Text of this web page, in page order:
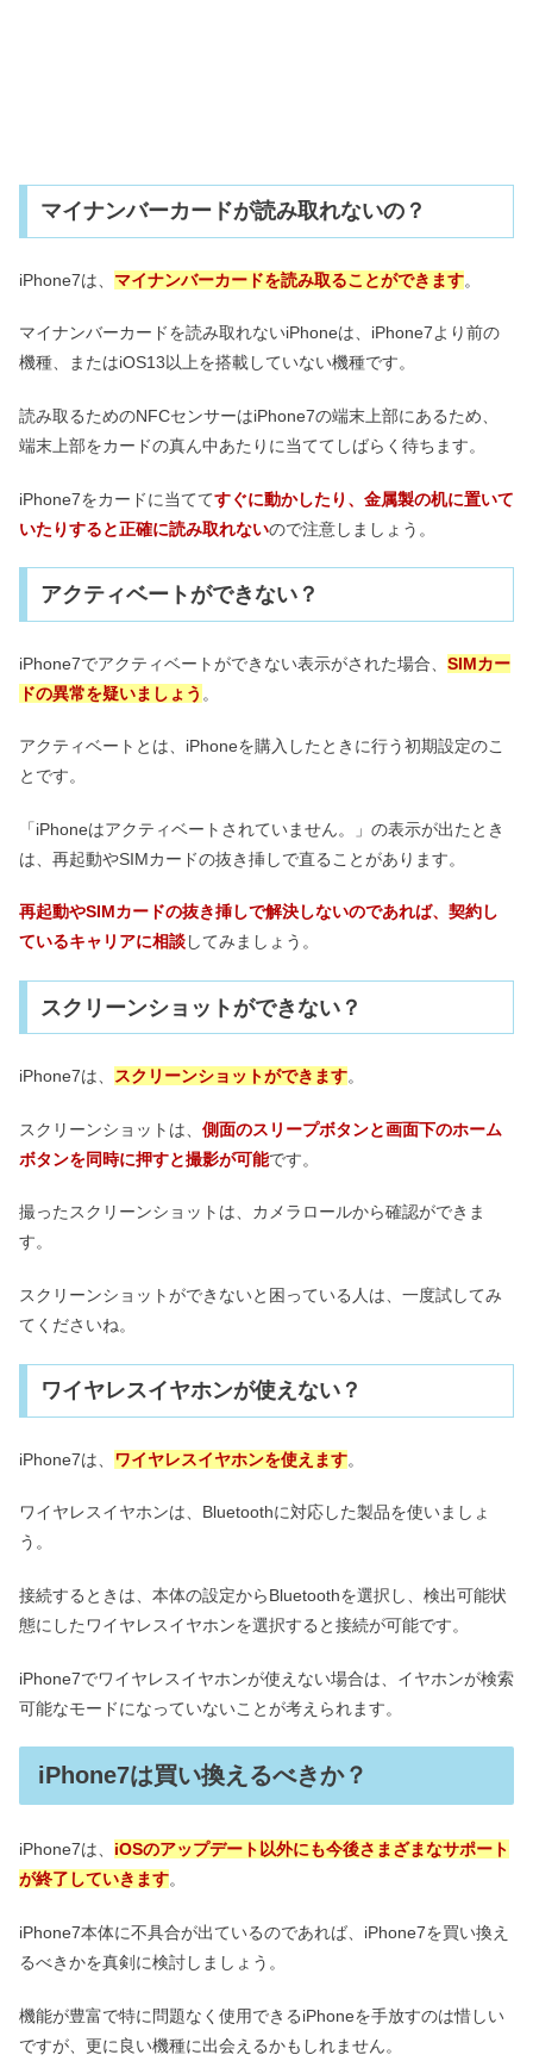
マイナンバーカードが読み取れないの？
iPhone7は、 マイナンバーカードを読み取ることができます。
マイナンバーカードを読み取れないiPhoneは、iPhone7より前の
機種、またはiOS13以上を搭載していない機種です。
読み取るためのNFCセンサーはiPhone7の端末上部にあるため、
端末上部をカードの真ん中あたりに当ててしばらく待ちます。
iPhone7をカードに当ててすぐに動かしたり、金属製の机に置いて
いたりすると正確に読み取れないので注意しましょう。
アクティベートができない？
iPhone7でアクティベートができない表示がされた場合、 SIMカー
ドの異常を疑いましょう 。
アクティベートとは、iPhoneを購入したときに行う初期設定のこ
とです。
「iPhoneはアクティベートされていません。」の表示が出たとき
は、再起動やSIMカードの抜き挿しで直ることがあります。
再起動やSIMカードの抜き挿しで解決しないのであれば、契約し
ているキャリアに相談してみましょう。
スクリーンショットができない？
iPhone7は、 スクリーンショットができます。
スクリーンショットは、 側面のスリープボタンと画面下のホーム
ボタンを同時に押すと撮影が可能です。
撮ったスクリーンショットは、カメラロールから確認ができま
す。
スクリーンショットができないと困っている人は、一度試してみ
てくださいね。
ワイヤレスイヤホンが使えない？
iPhone7は、 ワイヤレスイヤホンを使えます。
ワイヤレスイヤホンは、Bluetoothに対応した製品を使いましょ
う。
接続するときは、本体の設定からBluetoothを選択し、検出可能状
態にしたワイヤレスイヤホンを選択すると接続が可能です。
iPhone7でワイヤレスイヤホンが使えない場合は、イヤホンが検索
可能なモードになっていないことが考えられます。
iPhone7は買い換えるべきか？
iPhone7は、 iOSのアップデート以外にも今後さまざまなサポート
が終了していきます。
iPhone7本体に不具合が出ているのであれば、iPhone7を買い換え
るべきかを真剣に検討しましょう。
機能が豊富で特に問題なく使用できるiPhoneを手放すのは惜しい
ですが、更に良い機種に出会えるかもしれません。